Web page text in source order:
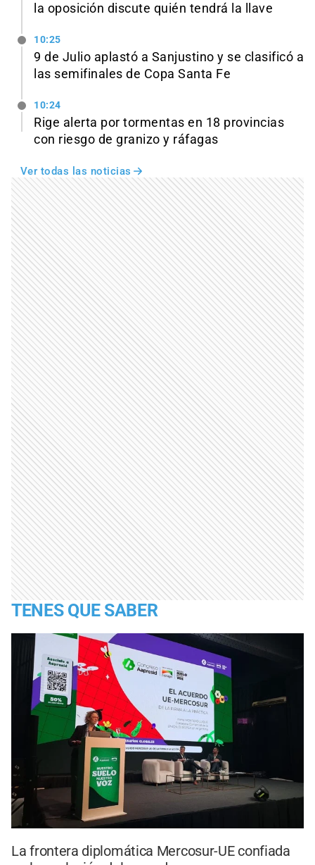
la oposición discute quién tendrá la llave
10:25
9 de Julio aplastó a Sanjustino y se clasificó a
las semifinales de Copa Santa Fe
10:24
Rige alerta por tormentas en 18 provincias
con riesgo de granizo y ráfagas
Ver todas las noticias
TENES QUE SABER
La frontera diplomática Mercosur-UE confiada